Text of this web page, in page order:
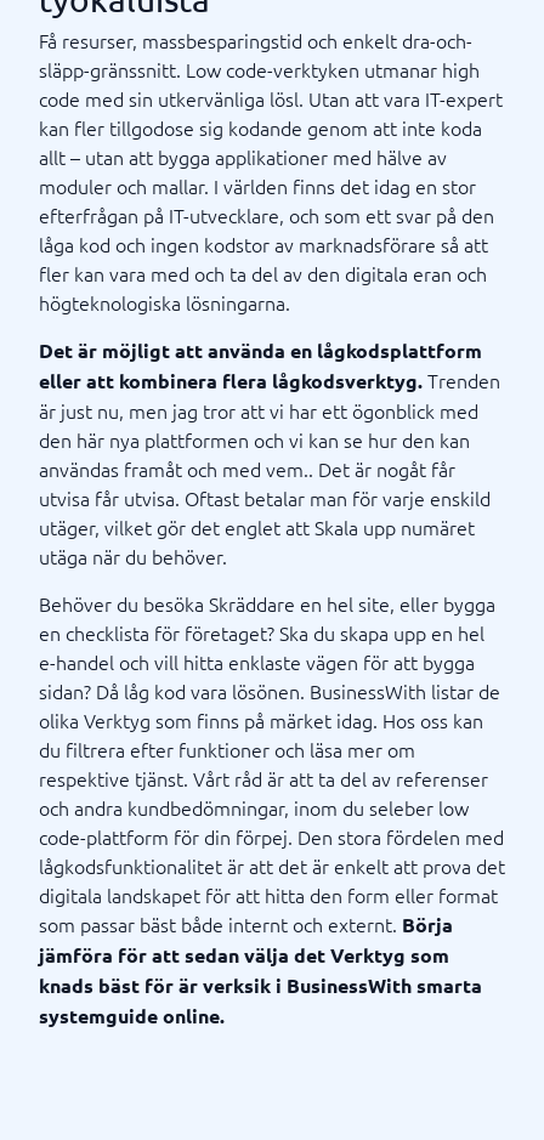
Få resurser, massbesparingstid och enkelt dra-och-
släpp-gränssnitt. Low code-verktyken utmanar high
code med sin utkervänliga lösl. Utan att vara IT-expert
kan fler tillgodose sig kodande genom att inte koda
allt – utan att bygga applikationer med hälve av
moduler och mallar. I världen finns det idag en stor
efterfrågan på IT-utvecklare, och som ett svar på den
låga kod och ingen kodstor av marknadsförare så att
fler kan vara med och ta del av den digitala eran och
högteknologiska lösningarna.
Det är möjligt att använda en lågkodsplattform
eller att kombinera flera lågkodsverktyg.Trenden
är just nu, men jag tror att vi har ett ögonblick med
den här nya plattformen och vi kan se hur den kan
användas framåt och med vem.. Det är nogåt får
utvisa får utvisa. Oftast betalar man för varje enskild
utäger, vilket gör det englet att Skala upp numäret
utäga när du behöver.
Behöver du besöka Skräddare en hel site, eller bygga
en checklista för företaget? Ska du skapa upp en hel
e-handel och vill hitta enklaste vägen för att bygga
sidan? Då låg kod vara lösönen. BusinessWith listar de
olika Verktyg som finns på märket idag. Hos oss kan
du filtrera efter funktioner och läsa mer om
respektive tjänst. Vårt råd är att ta del av referenser
och andra kundbedömningar, inom du seleber low
code-plattform för din förpej. Den stora fördelen med
lågkodsfunktionalitet är att det är enkelt att prova det
digitala landskapet för att hitta den form eller format
som passar bäst både internt och externt. Börja
jämföra för att sedan välja det Verktyg som
knads bäst för är verksik i BusinessWith smarta
systemguide online.